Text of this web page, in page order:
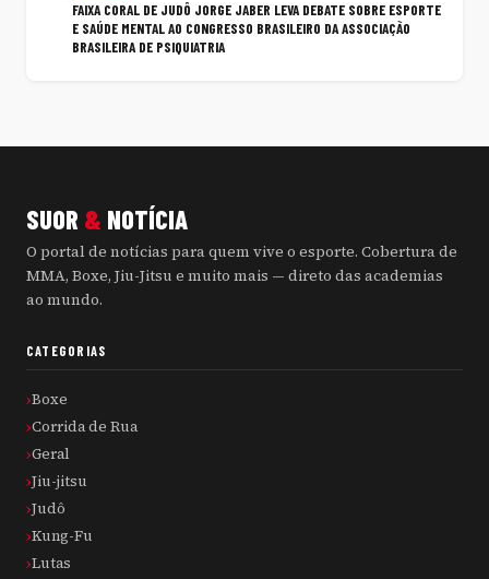
FAIXA CORAL DE JUDÔ JORGE JABER LEVA DEBATE SOBRE ESPORTE
E SAÚDE MENTAL AO CONGRESSO BRASILEIRO DA ASSOCIAÇÃO
BRASILEIRA DE PSIQUIATRIA
SUOR & NOTÍCIA
O portal de notícias para quem vive o esporte. Cobertura de
MMA, Boxe, Jiu-Jitsu e muito mais — direto das academias
ao mundo.
CATEGORIAS
Boxe
Corrida de Rua
Geral
Jiu-jitsu
Judô
Kung-Fu
Lutas